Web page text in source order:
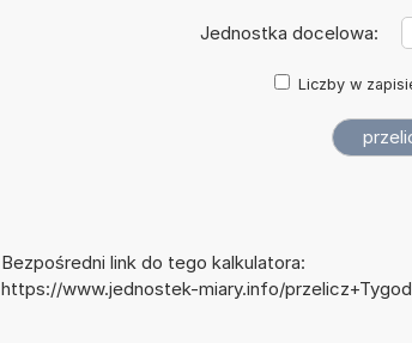
Jednostka docelowa:
Liczby w
Bezpośredni link do tego kalkulatora:
https://www.jednostek-miary.info/